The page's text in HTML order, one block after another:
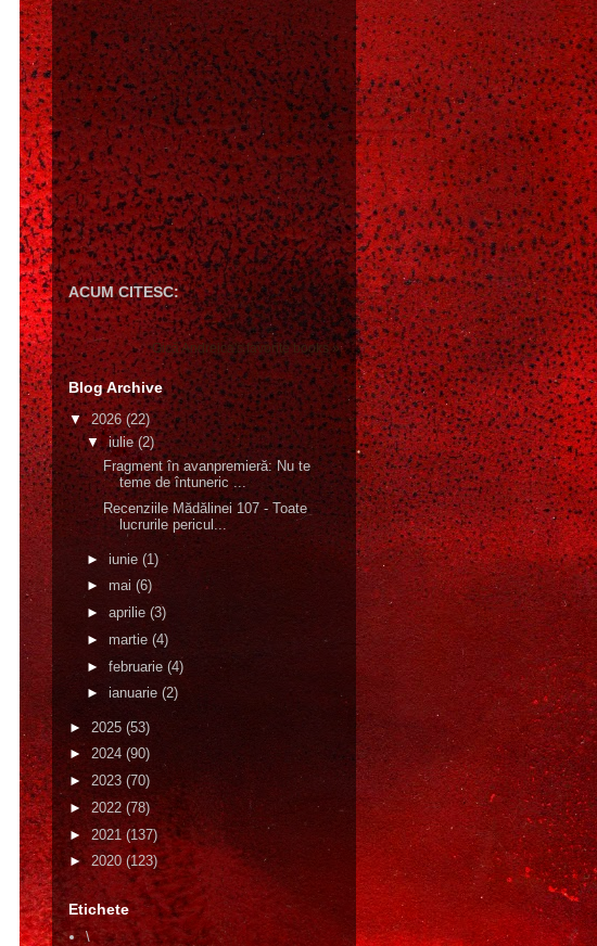
ACUM CITESC:
Gică Andreica's favorite books »
Blog Archive
▼2026(22)
▼iulie(2)
Fragment în avanpremieră: Nu te
teme de întuneric ...
Recenziile Mădălinei 107 - Toate
lucrurile pericul...
► iunie (1)
► mai (6)
► aprilie (3)
► martie (4)
► februarie (4)
► ianuarie (2)
► 2025 (53)
► 2024 (90)
► 2023 (70)
► 2022 (78)
► 2021(137)
► 2020(123)
Etichete
\